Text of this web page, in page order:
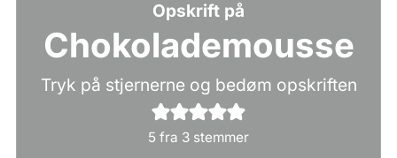
Opskrift på
Chokolademousse
Tryk på stjernerne og bedøm opskriften
5 fra 3 stemmer